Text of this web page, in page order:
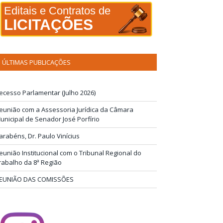
Editais e Contratos de
LICITAÇÕES
ÚLTIMAS PUBLICAÇÕES
Parlamentar (Julho 2026)
com a Assessoria Jurídica da Câmara
de Senador José Porfírio
Dr. Paulo Vinícius
Institucional com o Tribunal Regional do
da 8ª Região
DAS COMISSÕES